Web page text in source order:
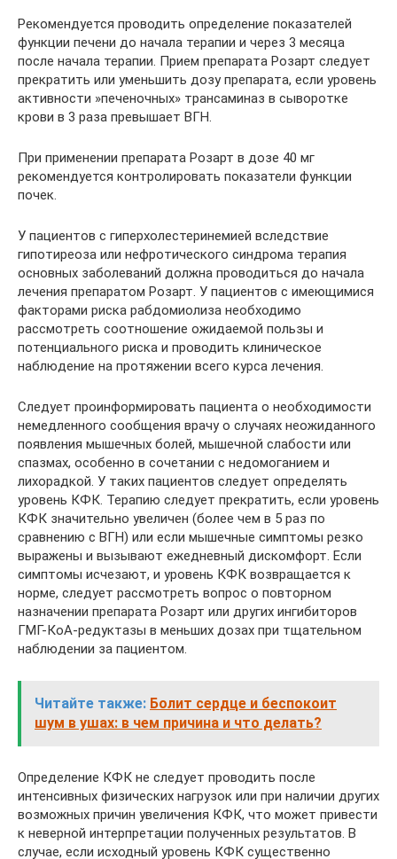
Рекомендуется проводить определение показателей
функции печени до начала терапии и через 3 месяца
после начала терапии. Прием препарата Розарт следует
прекратить или уменьшить дозу препарата, если уровень
активности »печеночных» трансаминаз в сыворотке
крови в 3 раза превышает ВГН.
При применении препарата Розарт в дозе 40 мг
рекомендуется контролировать показатели функции
почек.
У пациентов с гиперхолестеринемией вследствие
гипотиреоза или нефротического синдрома терапия
основных заболеваний должна проводиться до начала
лечения препаратом Розарт. У пациентов с имеющимися
факторами риска рабдомиолиза необходимо
рассмотреть соотношение ожидаемой пользы и
потенциального риска и проводить клиническое
наблюдение на протяжении всего курса лечения.
Следует проинформировать пациента о необходимости
немедленного сообщения врачу о случаях неожиданного
появления мышечных болей, мышечной слабости или
спазмах, особенно в сочетании с недомоганием и
лихорадкой. У таких пациентов следует определять
уровень КФК. Терапию следует прекратить, если уровень
КФК значительно увеличен (более чем в 5 раз по
сравнению с ВГН) или если мышечные симптомы резко
выражены и вызывают ежедневный дискомфорт. Если
симптомы исчезают, и уровень КФК возвращается к
норме, следует рассмотреть вопрос о повторном
назначении препарата Розарт или других ингибиторов
ГМГ-КоА-редуктазы в меньших дозах при тщательном
наблюдении за пациентом.
Читайте также: Болит сердце и беспокоит
шум в ушах: в чем причина и что делать?
Определение КФК не следует проводить после
интенсивных физических нагрузок или при наличии других
возможных причин увеличения КФК, что может привести
к неверной интерпретации полученных результатов. В
случае, если исходный уровень КФК существенно